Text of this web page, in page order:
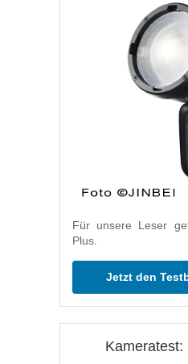
Für unsere Leser
Plus.
Jetzt den
Kameratest: